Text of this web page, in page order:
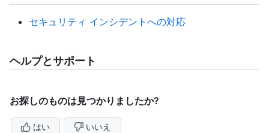
セキュリティ インシデントへの対応
ヘルプとサポート
お探しのものは見つかりましたか?
はい いいえ